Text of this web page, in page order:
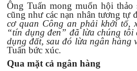
Ông Tuấn mong muốn hội
cũng như các nạn nhân tương tự
cơ quan Công an phải khởi tố,
“tín dụng đen” đã lừa chúng tôi
dụng đất, sau đó lừa ngân hàng
Tuấn bức xúc.
Qua mặt cả ngân hàng